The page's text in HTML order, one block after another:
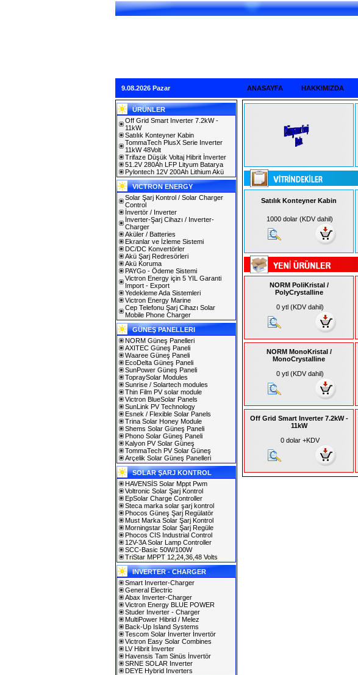
9.08.2026 Pazar ANASAYFA HAKKIMIZDA
ÜRÜNLER
Off Grid Smart Inverter 7.2kW -
11kW
Satılık Konteyner Kabin
TommaTech PlusX Serie Inverter
11kW 48Volt
Trifaze Düşük Voltaj Hibrit İnverter
51.2V 280Ah LFP Lityum Batarya
Pylontech 12V 200Ah Lithium Akü
VICTRON ENERGY
Solar Şarj Kontrol / Solar Charger
Control
İnvertör / Inverter
İnverter-Şarj Cihazı / Inverter-
Charger
Aküler / Batteries
Ekranlar ve İzleme Sistemi
DC/DC Konvertörler
Akü Şarj Redresörleri
Akü Koruma
PAYGo - Ödeme Sistemi
Victron Energy için 5 YIL Garanti
Import - Export
Yedekleme Ada Sistemleri
Victron Energy Marine
Cep Telefonu Şarj Cihazı Solar
Mobile Phone Charger
GÜNEŞ PANELLERI
NORM Güneş Panelleri
AXITEC Güneş Paneli
Waaree Güneş Paneli
EcoDelta Güneş Paneli
SunPower Güneş Paneli
TopraySolar Modules
Sunrise / Solartech modules
Thin Film PV solar module
Victron BlueSolar Panels
SunLink PV Technology
Esnek / Flexible Solar Panels
Trina Solar Honey Module
Shems Solar Güneş Paneli
Phono Solar Güneş Paneli
Kalyon PV Solar Güneş
TommaTech PV Solar Güneş
Arçelik Solar Güneş Panelleri
SOLAR ŞARJ KONTROL
HAVENSİS Solar Mppt Pwm
Voltronic Solar Şarj Kontrol
EpSolar Charge Controller
Steca marka solar şarj kontrol
Phocos Güneş Şarj Regülatör
Must Marka Solar Şarj Kontrol
Morningstar Solar Şarj Regüle
Phocos CIS Industrial Control
12V-3A Solar Lamp Controller
SCC-Basic 50W/100W
TriStar MPPT 12,24,36,48 Volts
INVERTER - CHARGER
Smart Inverter-Charger
General Electric
Abax Inverter-Charger
Victron Energy BLUE POWER
Studer Inverter - Charger
MultiPower Hibrid / Melez
Back-Up Island Systems
Tescom Solar İnverter İnvertör
Victron Easy Solar Combines
LV Hibrit İnverter
Havensis Tam Sinüs İnvertör
SRNE SOLAR Inverter
DEYE Hybrid Inverters
Satılık Konteyner Kabin
1000 dolar (KDV dahil)
NORM PoliKristal /
PolyCrystalline
0 ytl (KDV dahil)
NORM MonoKristal /
MonoCrystalline
0 ytl (KDV dahil)
Off Grid Smart Inverter 7.2kW -
11kW
0 dolar +KDV